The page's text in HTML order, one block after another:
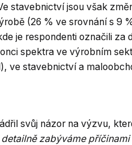
stavebnictví jsou však
(26 % ve srovnání s 9
je respondenti označili za
spektra ve výrobním
ve stavebnictví a
svůj názor na výzvu,
detailně zabýváme